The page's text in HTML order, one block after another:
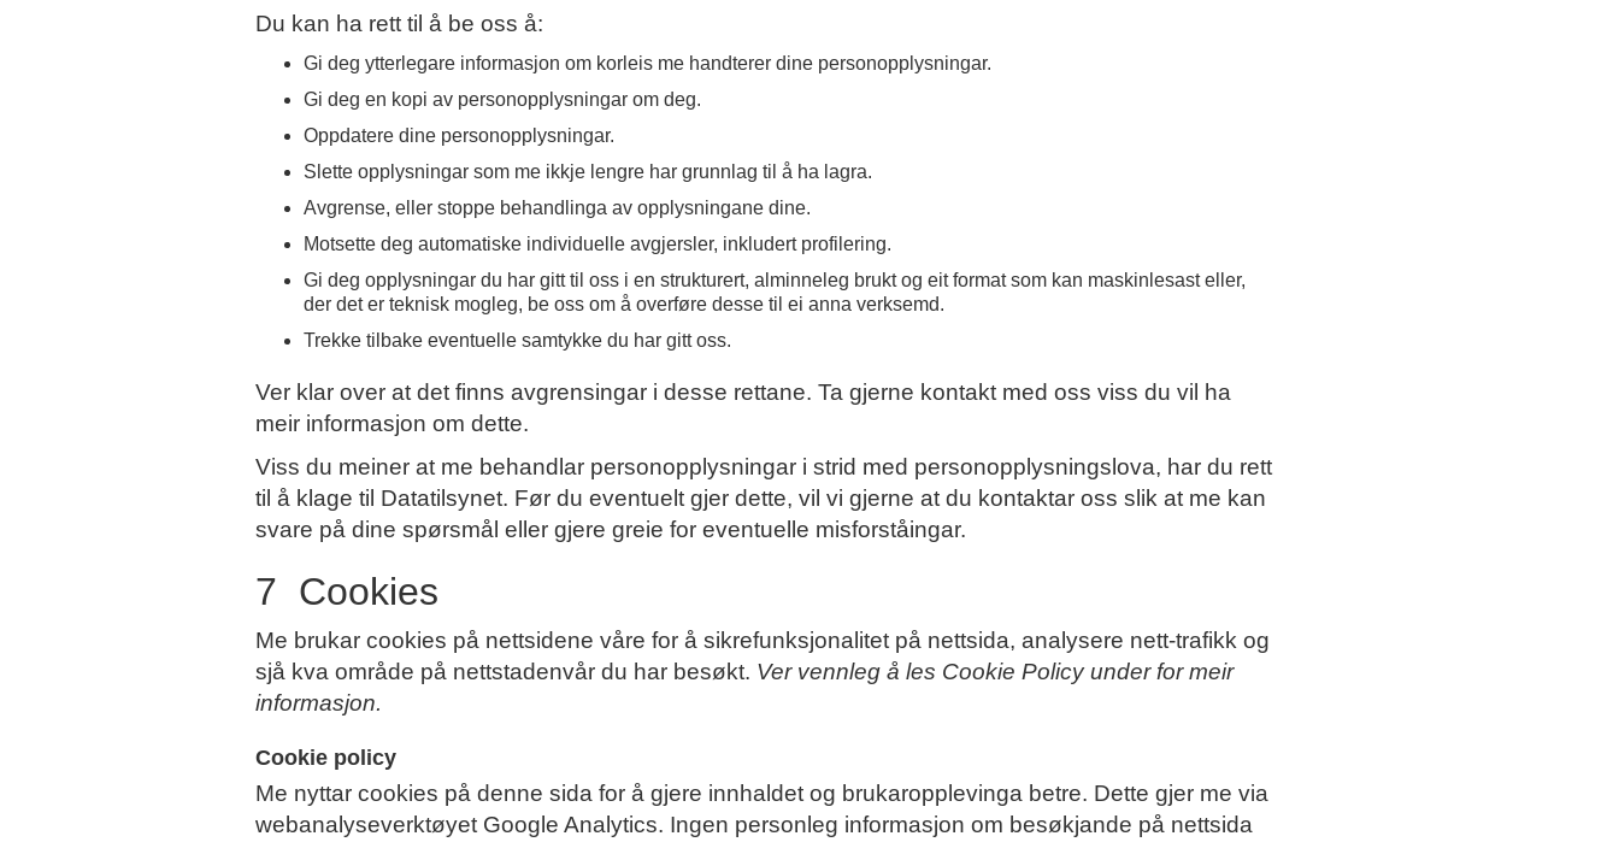
Du kan ha rett til å be oss å:
Gi deg ytterlegare informasjon om korleis me handterer dine personopplysningar.
Gi deg en kopi av personopplysningar om deg.
Oppdatere dine personopplysningar.
Slette opplysningar som me ikkje lengre har grunnlag til å ha lagra.
Avgrense, eller stoppe behandlinga av opplysningane dine.
Motsette deg automatiske individuelle avgjersler, inkludert profilering.
Gi deg opplysningar du har gitt til oss i en strukturert, alminneleg brukt og eit format som kan maskinlesast eller,
der det er teknisk mogleg, be oss om å overføre desse til ei anna verksemd.
Trekke tilbake eventuelle samtykke du har gitt oss.
Ver klar over at det finns avgrensingar i desse rettane. Ta gjerne kontakt med oss viss du vil ha
meir informasjon om dette.
Viss du meiner at me behandlar personopplysningar i strid med personopplysningslova, har du rett
til å klage til Datatilsynet. Før du eventuelt gjer dette, vil vi gjerne at du kontaktar oss slik at me kan
svare på dine spørsmål eller gjere greie for eventuelle misforståingar.
7 Cookies
Me brukar cookies på nettsidene våre for å sikrefunksjonalitet på nettsida, analysere nett-trafikk og
sjå kva område på nettstadenvår du har besøkt. Ver vennleg å les Cookie Policy under for meir
informasjon.
Cookie policy
Me nyttar cookies på denne sida for å gjere innhaldet og brukaropplevinga betre. Dette gjer me via
webanalyseverktøyet Google Analytics. Ingen personleg informasjon om besøkjande på nettsida